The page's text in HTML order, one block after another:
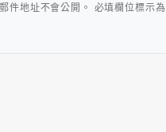
件地址不會公開。 必填欄位標示